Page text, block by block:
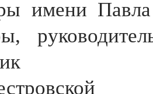
имени